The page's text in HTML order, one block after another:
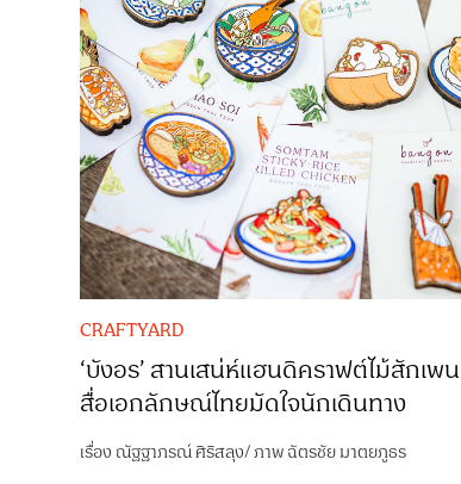
CRAFTYARD
‘บังอร’ สานเสน่ห์แฮนดิคราฟต์ไม้สักเพ
สื่อเอกลักษณ์ไทยมัดใจนักเดินทาง
เรื่องณัฐฐาภรณ์ ศิริสลุง/ภาพฉัตรชัย มาตยภูธร